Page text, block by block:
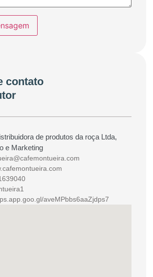
contato
de produtos da roça Ltda,
e Marketing
aveMPbbs6aaZjdps7